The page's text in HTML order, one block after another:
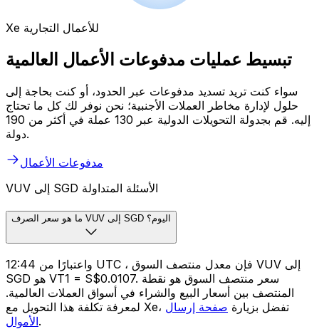
Xe للأعمال التجارية
تبسيط عمليات مدفوعات الأعمال العالمية
سواء كنت تريد تسديد مدفوعات عبر الحدود، أو كنت بحاجة إلى
حلول لإدارة مخاطر العملات الأجنبية؛ نحن نوفر لك كل ما تحتاج
إليه. قم بجدولة التحويلات الدولية عبر 130 عملة في أكثر من 190
دولة.
مدفوعات الأعمال
VUV إلى SGD الأسئلة المتداولة
ما هو سعر الصرف VUV إلى SGD اليوم؟
واعتبارًا من 12:44 UTC ، فإن معدل منتصف السوق VUV إلى
SGD هو VT1 = S$0.0107. سعر منتصف السوق هو نقطة
المنتصف بين أسعار البيع والشراء في أسواق العملات العالمية.
لمعرفة تكلفة هذا التحويل مع Xe، تفضل بزيارة صفحة إرسال
الأموال.